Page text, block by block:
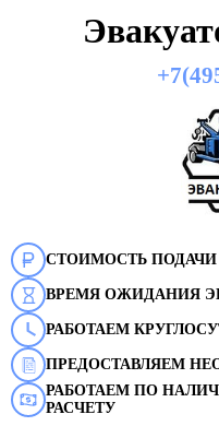
СТОИМОСТЬ ПОДАЧИ
ВРЕМЯ ОЖИДАНИЯ
РАБОТАЕМ
ПРЕДОСТАВЛЯЕМ
РАБОТАЕМ ПО
РАСЧЕТУ